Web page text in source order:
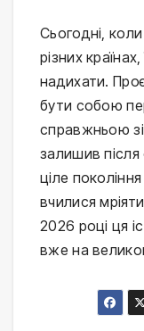
Сьогодні,
різних
надихати.
бути собою
справжньою
залишив після
ціле
вчилися
2026 році ця
вже на